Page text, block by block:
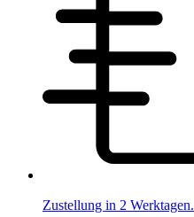
Zustellung in 2 Werktagen.